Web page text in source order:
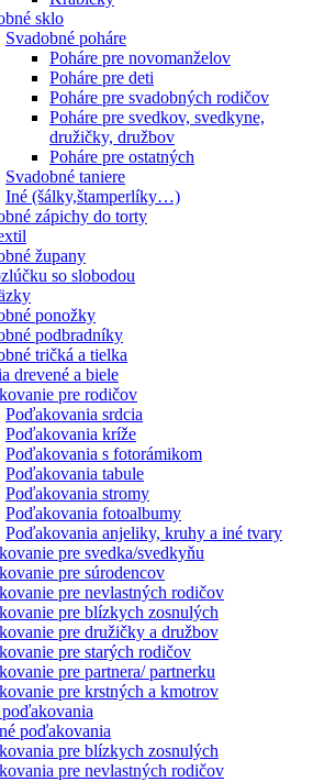
sklo
Svadobné poháre
Poháre pre novomanželov
Poháre pre deti
Poháre pre svadobných rodičov
Poháre pre svedkov, svedkyne,
družičky, družbov
Poháre pre ostatných
Svadobné taniere
Iné (šálky,štamperlíky…)
zápichy do torty
župany
so slobodou
ponožky
podbradníky
tričká a tielka
drevené a biele
pre rodičov
Poďakovania srdcia
Poďakovania kríže
Poďakovania s fotorámikom
Poďakovania tabule
Poďakovania stromy
Poďakovania fotoalbumy
Poďakovania anjeliky, kruhy a iné tvary
pre svedka/svedkyňu
pre súrodencov
pre nevlastných rodičov
pre blízkych zosnulých
pre družičky a družbov
pre starých rodičov
pre partnera/ partnerku
pre krstných a kmotrov
poďakovania
pre blízkych zosnulých
pre nevlastných rodičov